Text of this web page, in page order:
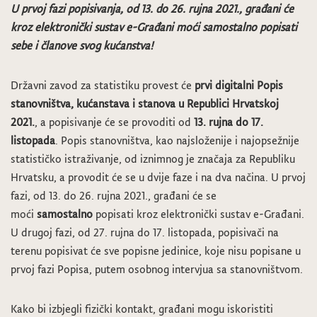
U prvoj fazi popisivanja, od 13. do 26. rujna 2021., građani će
kroz elektronički sustav e-Građani moći samostalno popisati
sebe i članove svog kućanstva!
Državni zavod za statistiku provest će prvi digitalni Popis
stanovništva, kućanstava i stanova u Republici Hrvatskoj
2021., a popisivanje će se provoditi od 13. rujna do 17.
listopada. Popis stanovništva, kao najsloženije i najopsežnije
statističko istraživanje, od iznimnog je značaja za Republiku
Hrvatsku, a provodit će se u dvije faze i na dva načina. U prvoj
fazi, od 13. do 26. rujna 2021., građani će se
moći samostalno popisati kroz elektronički sustav e-Građani.
U drugoj fazi, od 27. rujna do 17. listopada, popisivači na
terenu popisivat će sve popisne jedinice, koje nisu popisane u
prvoj fazi Popisa, putem osobnog intervjua sa stanovništvom.
Kako bi izbjegli fizički kontakt, građani mogu iskoristiti